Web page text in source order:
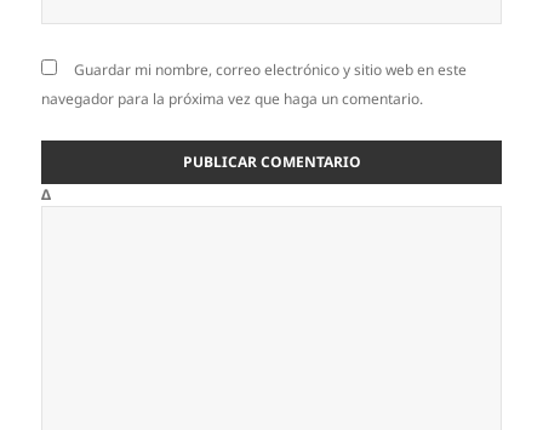
Guardar mi nombre, correo electrónico y sitio web en este
navegador para la próxima vez que haga un comentario.
Δ